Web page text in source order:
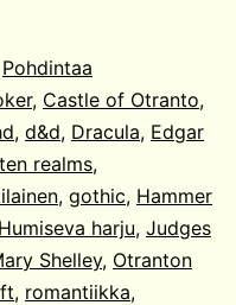
Pohdintaa
, Castle of Otranto,
, d&d, Dracula, Edgar
realms,
, gothic, Hammer
Humiseva harju, Judges
Shelley, Otranton
, romantiikka,